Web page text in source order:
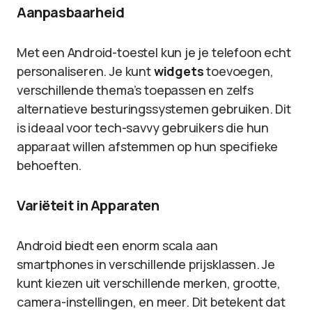
Aanpasbaarheid
Met een Android-toestel kun je je telefoon echt
personaliseren. Je kuntwidgetstoevoegen,
verschillende thema’s toepassen en zelfs
alternatieve besturingssystemen gebruiken. Dit
is ideaal voor tech-savvy gebruikers die hun
apparaat willen afstemmen op hun specifieke
behoeften.
Variëteit in Apparaten
Android biedt een enorm scala aan
smartphones in verschillende prijsklassen. Je
kunt kiezen uit verschillende merken, grootte,
camera-instellingen, en meer. Dit betekent dat